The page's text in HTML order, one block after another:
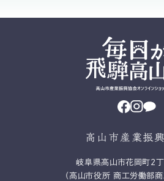
高山市産業振
岐⾩県⾼⼭市花岡町2
（高山市役所 商工労働部商